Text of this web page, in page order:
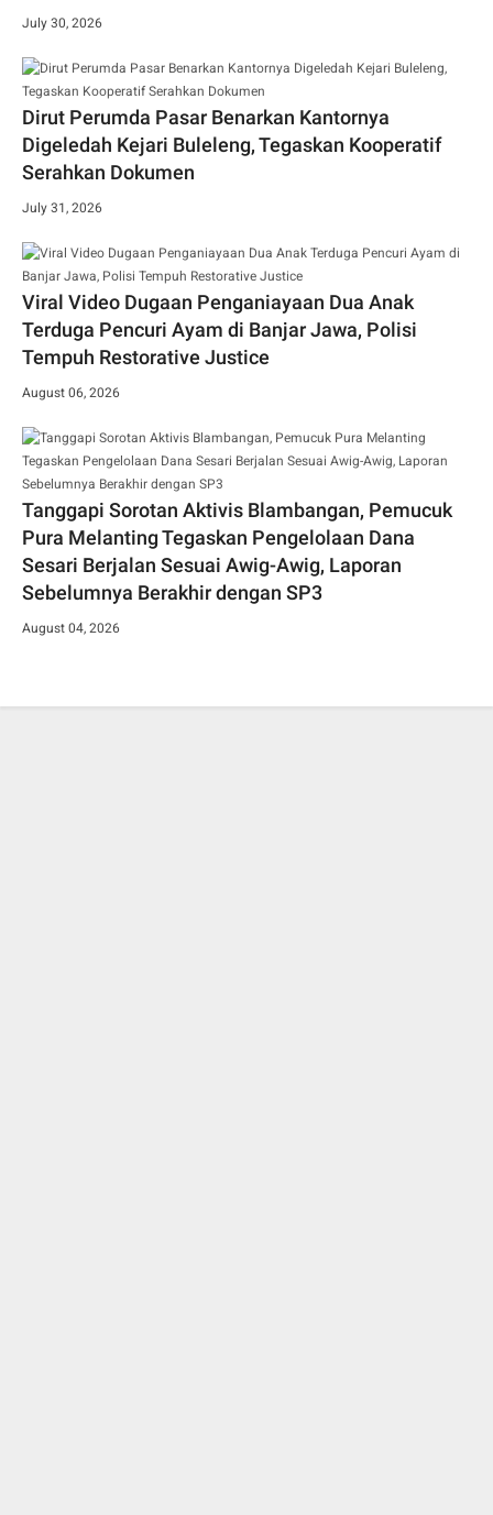
July 30, 2026
Dirut Perumda Pasar Benarkan Kantornya
Digeledah Kejari Buleleng, Tegaskan Kooperatif
Serahkan Dokumen
July 31, 2026
Viral Video Dugaan Penganiayaan Dua Anak
Terduga Pencuri Ayam di Banjar Jawa, Polisi
Tempuh Restorative Justice
August 06, 2026
Tanggapi Sorotan Aktivis Blambangan, Pemucuk
Pura Melanting Tegaskan Pengelolaan Dana
Sesari Berjalan Sesuai Awig-Awig, Laporan
Sebelumnya Berakhir dengan SP3
August 04, 2026